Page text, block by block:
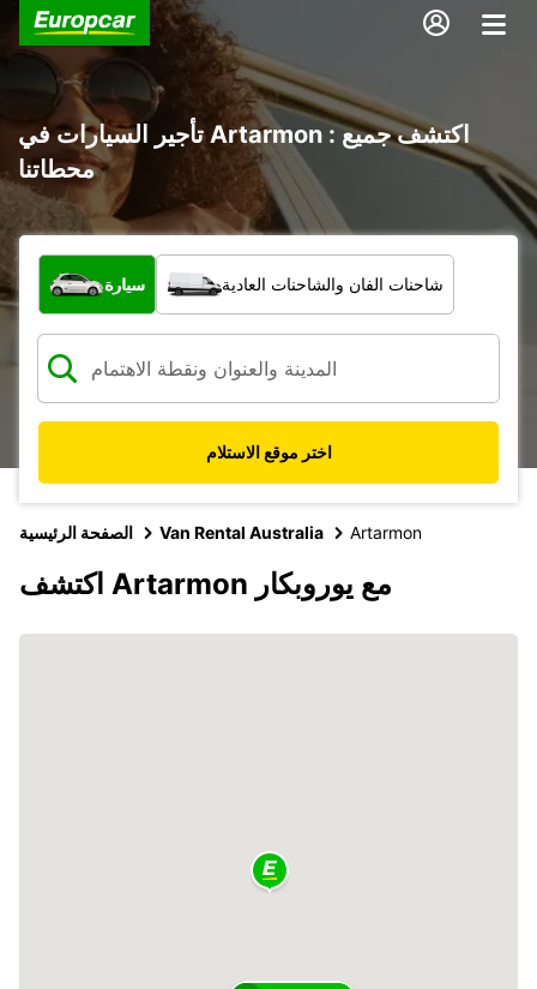
تأجير السيارات في Artarmon : اكتشف جميع
محطاتنا
ما نوع المركبة؟
سيارة شاحنات الفان والشاحنات العادية
اختر موقع الاستلام
الصفحة الرئيسية Van Rental Australia Artarmon
اكتشف Artarmon مع يوروبكار